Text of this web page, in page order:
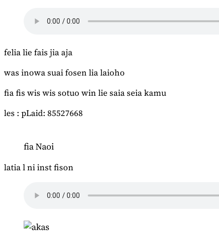
白
色
felia lie fais jia aja
was inowa suai fosen lia laioho
fia fis wis wis sotuo win lie saia seia kamu
les : pLaid: 85527668
fia Naoi
latia l ni inst fison